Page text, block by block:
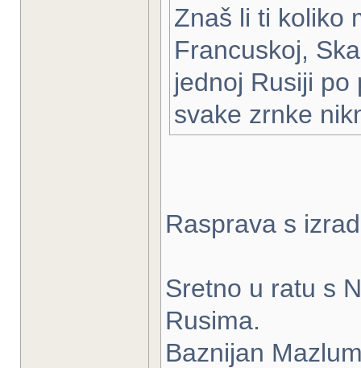
Znaš li ti koliko
Francuskoj,
jednoj Rusiji po
svake zrnke
Rasprava s
Sretno u ratu s
Rusima.
Baznijan